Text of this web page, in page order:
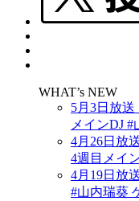
WHAT’s NEW
5月3日放送
メインDJ
4月26日放
4週目メイ
4月19日放
#山内瑞葵